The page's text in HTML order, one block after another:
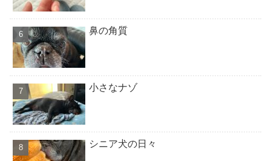
鼻の角質
小さなナゾ
シニア犬の日々